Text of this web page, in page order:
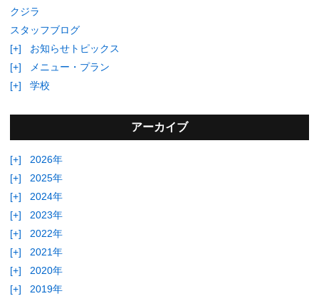
クジラ
スタッフブログ
[+]
お知らせトピックス
[+]
メニュー・プラン
[+]
学校
アーカイブ
[+]
2026年
[+]
2025年
[+]
2024年
[+]
2023年
[+]
2022年
[+]
2021年
[+]
2020年
[+]
2019年